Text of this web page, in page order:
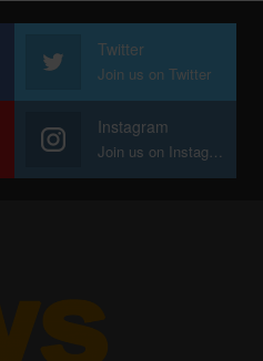
Twitter
Join us on Twitter
Instagram
Join us on Instagram